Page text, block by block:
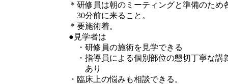
＊研修員は朝のミーティングと準備のため
30分前に来ること。
＊要施術着。
●見学者は
・研修員の施術を見学できる
・指導員による個別部位の懇切丁寧な講
あり
・臨床上の悩みも相談できる。